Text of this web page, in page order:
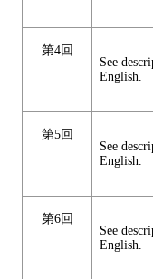
第4回
See
English.
第5回
See
English.
第6回
See
English.